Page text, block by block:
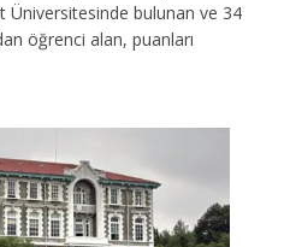
Üniversitesinde bulunan ve 34
öğrenci alan, puanları